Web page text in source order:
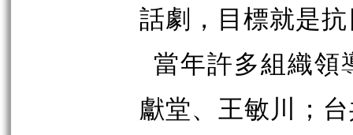
話劇，目標就是
當年許多組織領
獻堂、王敏川；